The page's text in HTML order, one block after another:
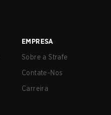
EMPRESA
Sobre a Strafe
Contate-Nos
Carreira